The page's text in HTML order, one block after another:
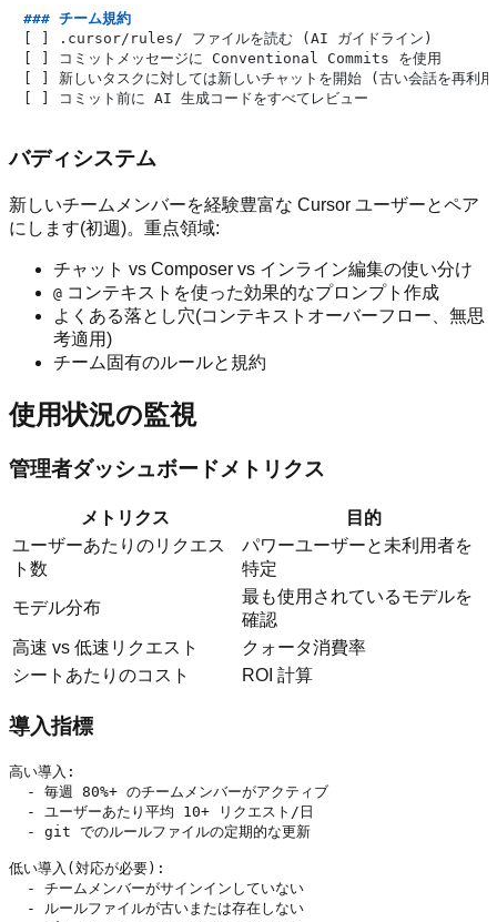
### チーム規約
[ ] .cursor/rules/ ファイルを読む (AI ガイドライン)
[ ] コミットメッセージに Conventional Commits を使用
[ ] 新しいタスクに対しては新しいチャットを開始 (古い会話を再利
バディシステム
新しいチームメンバーを経験豊富な Cursor ユーザーとペア
にします(初週)。重点領域:
チャット vs Composer vs インライン編集の使い分け
@ コンテキストを使った効果的なプロンプト作成
よくある落とし穴(コンテキストオーバーフロー、無思
考適用)
チーム固有のルールと規約
使用状況の監視
管理者ダッシュボードメトリクス
メトリクス
目的
ユーザーあたりのリクエス
ト数
パワーユーザーと未利用者を
特定
モデル分布
最も使用されているモデルを
確認
高速 vs 低速リクエスト
クォータ消費率
シートあたりのコスト
ROI 計算
導入指標
高い導入:
  - 毎週 80%+ のチームメンバーがアクティブ
  - ユーザーあたり平均 10+ リクエスト/日
  - git でのルールファイルの定期的な更新
低い導入(対応が必要):
  - チームメンバーがサインインしていない
  - ルールファイルが古いまたは存在しない